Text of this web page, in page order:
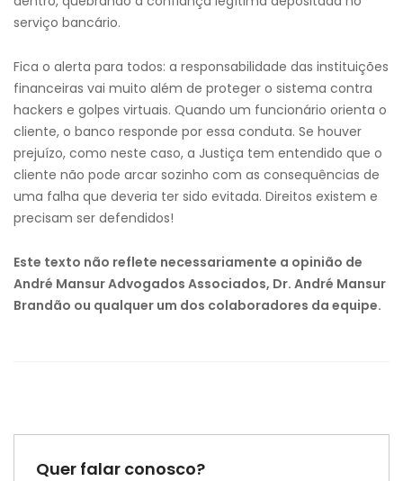
serviço bancário.
Fica o alerta para todos: a responsabilidade das instituições
financeiras vai muito além de proteger o sistema contra
hackers e golpes virtuais. Quando um funcionário orienta o
cliente, o banco responde por essa conduta. Se houver
prejuízo, como neste caso, a Justiça tem entendido que o
cliente não pode arcar sozinho com as consequências de
uma falha que deveria ter sido evitada. Direitos existem e
precisam ser defendidos!
Este texto não reflete necessariamente a opinião de
André Mansur Advogados Associados, Dr. André Mansur
Brandão ou qualquer um dos colaboradores da equipe.
Quer falar conosco?